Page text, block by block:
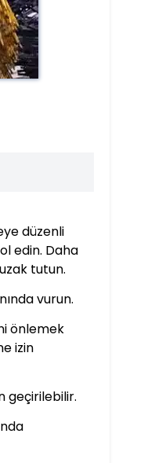
düzenli
edin. Daha
tutun.
vurun.
önlemek
izin
geçirilebilir.